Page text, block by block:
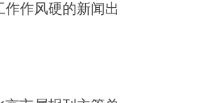
作风硬的新闻出